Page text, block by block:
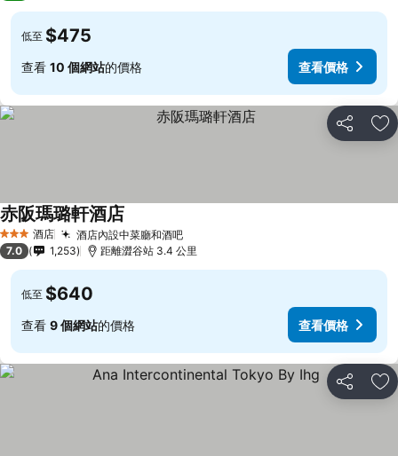
低至 $475
查看 10 個網站的價格 查看價格
分享 放
3 星級 酒店 酒店內設中菜廳和酒吧查看價格
赤阪瑪璐軒酒店
7.0 1,253 距離澀谷站 3.4 公里
低至 $640
查看 9 個網站的價格 查看價格
分享 放